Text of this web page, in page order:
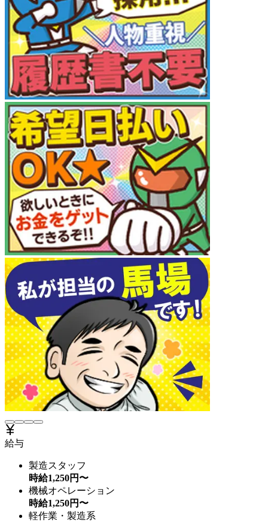
給与
製造スタッフ
時給1,250円〜
機械オペレーション
時給1,250円〜
軽作業・製造系